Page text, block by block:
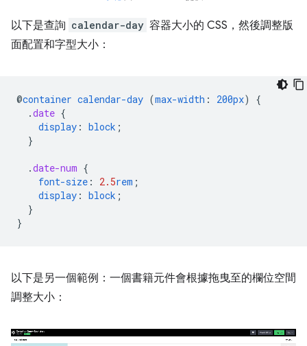
以下是查詢 calendar-day 容器大小的 CSS，然後調整版
面配置和字型大小：
@container calendar-day (max-width : 200px)
{
.date {
display : block ;
}
.date-num {
font-size : 2.5rem ;
display : block ;
}
}
以下是另一個範例：一個書籍元件會根據拖曳至的欄位空間
調整大小：